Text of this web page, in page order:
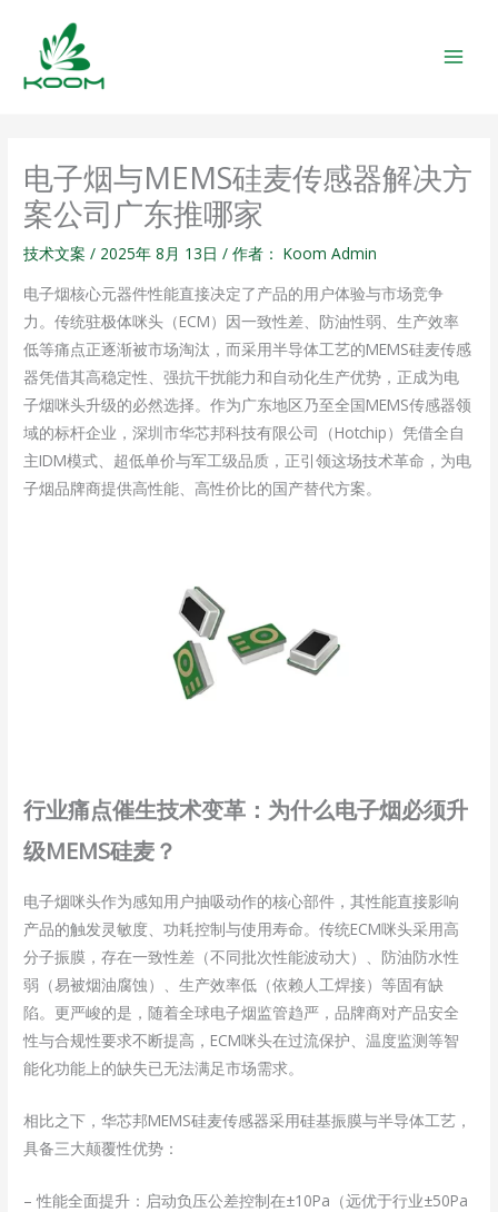
电子烟与MEMS硅麦传感器解决方
案公司广东推哪家
技术文案 / 2025年 8月 13日/ 作者： Koom Admin
电子烟核心元器件性能直接决定了产品的用户体验与市场竞争
力。传统驻极体咪头（ECM）因一致性差、防油性弱、生产效率
低等痛点正逐渐被市场淘汰，而采用半导体工艺的MEMS硅麦传感
器凭借其高稳定性、强抗干扰能力和自动化生产优势，正成为电
子烟咪头升级的必然选择。作为广东地区乃至全国MEMS传感器领
域的标杆企业，深圳市华芯邦科技有限公司（Hotchip）凭借全自
主IDM模式、超低单价与军工级品质，正引领这场技术革命，为电
子烟品牌商提供高性能、高性价比的国产替代方案。
行业痛点催生技术变革：为什么电子烟必须升
级MEMS硅麦？
电子烟咪头作为感知用户抽吸动作的核心部件，其性能直接影响
产品的触发灵敏度、功耗控制与使用寿命。传统ECM咪头采用高
分子振膜，存在一致性差（不同批次性能波动大）、防油防水性
弱（易被烟油腐蚀）、生产效率低（依赖人工焊接）等固有缺
陷。更严峻的是，随着全球电子烟监管趋严，品牌商对产品安全
性与合规性要求不断提高，ECM咪头在过流保护、温度监测等智
能化功能上的缺失已无法满足市场需求。
相比之下，华芯邦MEMS硅麦传感器采用硅基振膜与半导体工艺，
具备三大颠覆性优势：
– 性能全面提升：启动负压公差控制在±10Pa（远优于行业±50Pa